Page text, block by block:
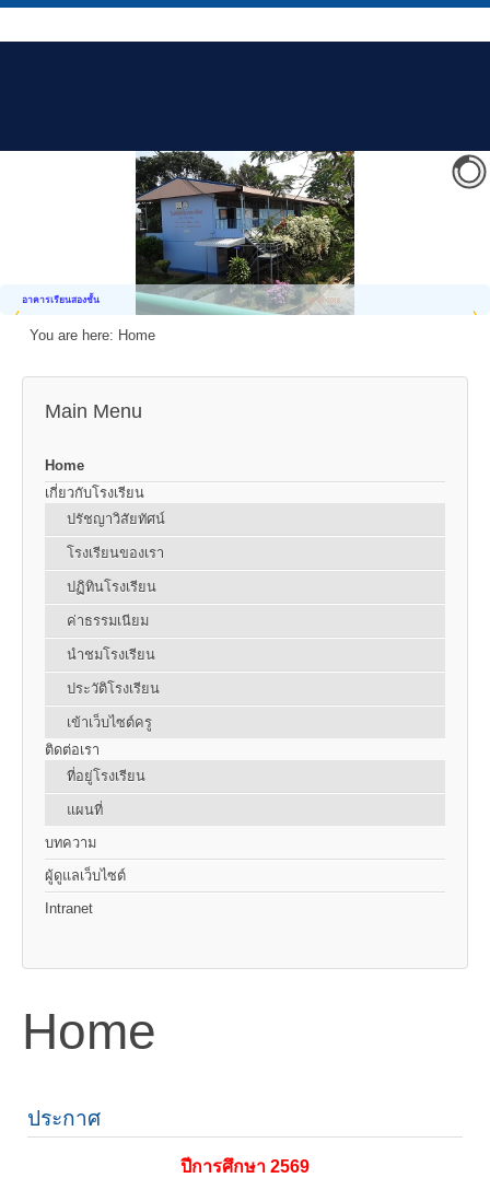
อาคารเรียนสองชั้น
You are here: Home
Main Menu
Home
เกี่ยวกับโรงเรียน
ปรัชญาวิสัยทัศน์
โรงเรียนของเรา
ปฏิทินโรงเรียน
ค่าธรรมเนียม
นำชมโรงเรียน
ประวัติโรงเรียน
เข้าเว็บไซต์ครู
ติดต่อเรา
ที่อยู่โรงเรียน
แผนที่
บทความ
ผู้ดูแลเว็บไซต์
Intranet
Home
ประกาศ
ปีการศึกษา 2569